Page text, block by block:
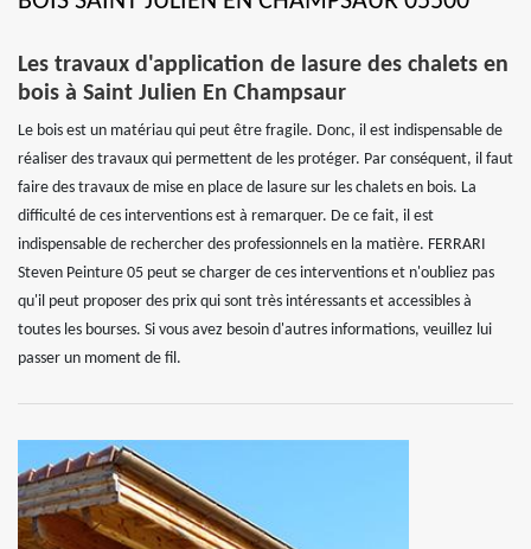
Les travaux d'application de lasure des chalets en
bois à Saint Julien En Champsaur
Le bois est un matériau qui peut être fragile. Donc, il est indispensable de
réaliser des travaux qui permettent de les protéger. Par conséquent, il faut
faire des travaux de mise en place de lasure sur les chalets en bois. La
difficulté de ces interventions est à remarquer. De ce fait, il est
indispensable de rechercher des professionnels en la matière. FERRARI
Steven Peinture 05 peut se charger de ces interventions et n'oubliez pas
qu'il peut proposer des prix qui sont très intéressants et accessibles à
toutes les bourses. Si vous avez besoin d'autres informations, veuillez lui
passer un moment de fil.